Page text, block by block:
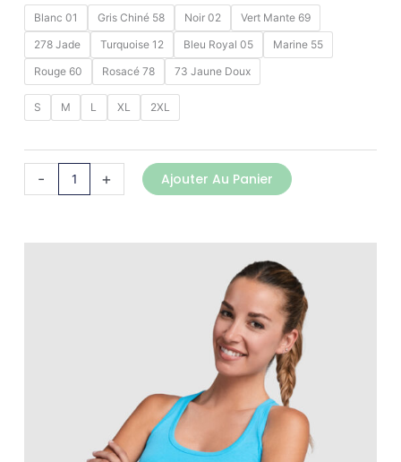
Blanc 01 Gris Chiné 58 Noir 02
Vert Mante 69
278 Jade
Turquoise 12 Bleu Royal 05
Marine 55
Rouge 60
Rosacé 78 73 Jaune Doux
S M L XL 2XL
-
quantité
de
Débardeur
CAROLINA
+ Ajouter Au Panier